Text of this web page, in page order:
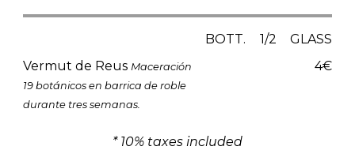
BOTT. 1/2
GLASS
Vermut de Reus Maceración
19 botánicos en barrica de roble
durante tres semanas.
4€
* 10% taxes included